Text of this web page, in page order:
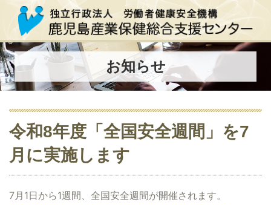
お知らせ
令和8年度「全国安全週間」を7
月に実施します
7月1日から1週間、全国安全週間が開催されます。